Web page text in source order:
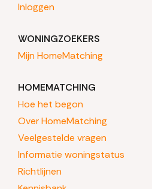
Inloggen
WONINGZOEKERS
Mijn HomeMatching
HOMEMATCHING
Hoe het begon
Over HomeMatching
Veelgestelde vragen
Informatie woningstatus
Richtlijnen